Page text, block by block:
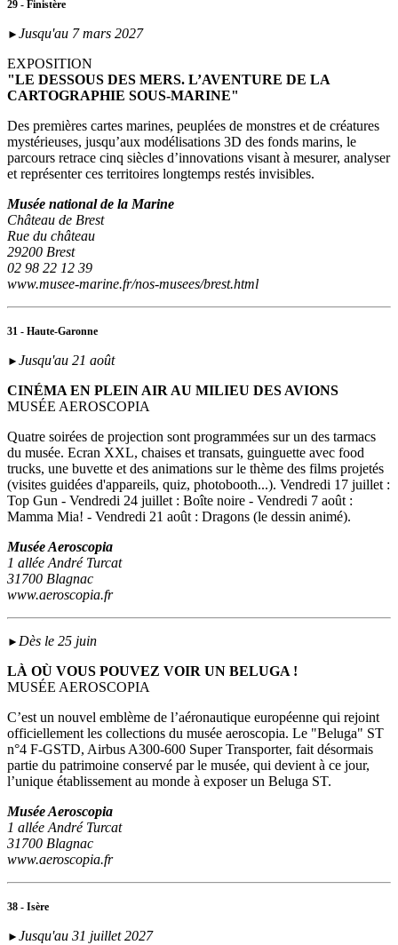
29 - Finistère
► Jusqu'au 7 mars 2027
EXPOSITION
"LE DESSOUS DES MERS. L’AVENTURE DE LA
CARTOGRAPHIE SOUS-MARINE"
Des premières cartes marines, peuplées de monstres et de créatures
mystérieuses, jusqu’aux modélisations 3D des fonds marins, le
parcours retrace cinq siècles d’innovations visant à mesurer, analyser
et représenter ces territoires longtemps restés invisibles.
Musée national de la Marine
Château de Brest
Rue du château
29200 Brest
02 98 22 12 39
www.musee-marine.fr/nos-musees/brest.html
31 - Haute-Garonne
► Jusqu'au 21 août
CINÉMA EN PLEIN AIR AU MILIEU DES AVIONS
MUSÉE AEROSCOPIA
Quatre soirées de projection sont programmées sur un des tarmacs
du musée. Ecran XXL, chaises et transats, guinguette avec food
trucks, une buvette et des animations sur le thème des films projetés
(visites guidées d'appareils, quiz, photobooth...). Vendredi 17 juillet :
Top Gun - Vendredi 24 juillet : Boîte noire - Vendredi 7 août :
Mamma Mia! - Vendredi 21 août : Dragons (le dessin animé).
Musée Aeroscopia
1 allée André Turcat
31700 Blagnac
www.aeroscopia.fr
► Dès le 25 juin
LÀ OÙ VOUS POUVEZ VOIR UN BELUGA !
MUSÉE AEROSCOPIA
C’est un nouvel emblème de l’aéronautique européenne qui rejoint
officiellement les collections du musée aeroscopia. Le "Beluga" ST
n°4 F-GSTD, Airbus A300-600 Super Transporter, fait désormais
partie du patrimoine conservé par le musée, qui devient à ce jour,
l’unique établissement au monde à exposer un Beluga ST.
Musée Aeroscopia
1 allée André Turcat
31700 Blagnac
www.aeroscopia.fr
38 - Isère
► Jusqu'au 31 juillet 2027